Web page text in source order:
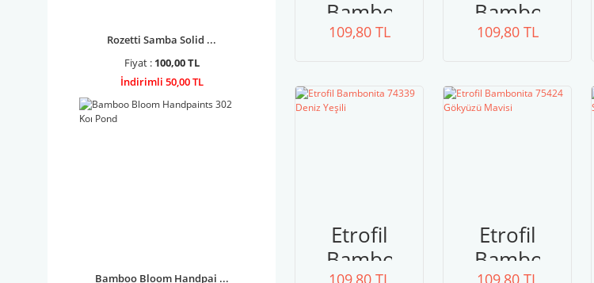
Rozetti Samba Solid ...
Fiyat : 100,00 TL
İndirimli 50,00 TL
Bamboo Bloom Handpai ...
Bambonita
77219
Beji
109,80 TL
Bambonita
74374
Mavisi
109,80 TL
Etrofil
Bambonita
109,80 TL
Etrofil
Bambonita
109,80 TL